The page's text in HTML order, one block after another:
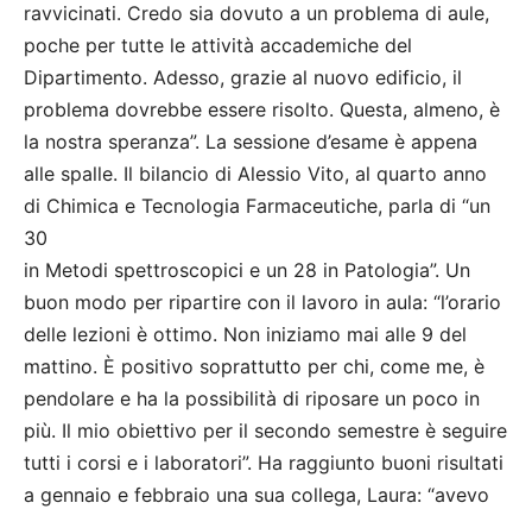
ravvicinati. Credo sia dovuto a un problema di aule,
poche per tutte le attività accademiche del
Dipartimento. Adesso, grazie al nuovo edificio, il
problema dovrebbe essere risolto. Questa, almeno, è
la nostra speranza”. La sessione d’esame è appena
alle spalle. Il bilancio di Alessio Vito, al quarto anno
di Chimica e Tecnologia Farmaceutiche, parla di “un
30
in Metodi spettroscopici e un 28 in Patologia”. Un
buon modo per ripartire con il lavoro in aula: “l’orario
delle lezioni è ottimo. Non iniziamo mai alle 9 del
mattino. È positivo soprattutto per chi, come me, è
pendolare e ha la possibilità di riposare un poco in
più. Il mio obiettivo per il secondo semestre è seguire
tutti i corsi e i laboratori”. Ha raggiunto buoni risultati
a gennaio e febbraio una sua collega, Laura: “avevo